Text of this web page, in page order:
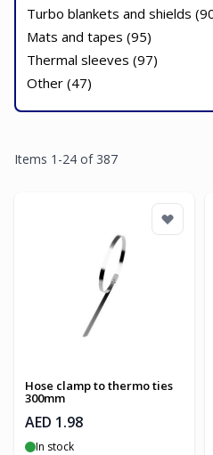
Turbo blankets and shields (
Mats and tapes (95)
Thermal sleeves (97)
Other (47)
Items 1 -24 of 387
Hose clamp to thermo ties
300mm
AED 1.98
In stock